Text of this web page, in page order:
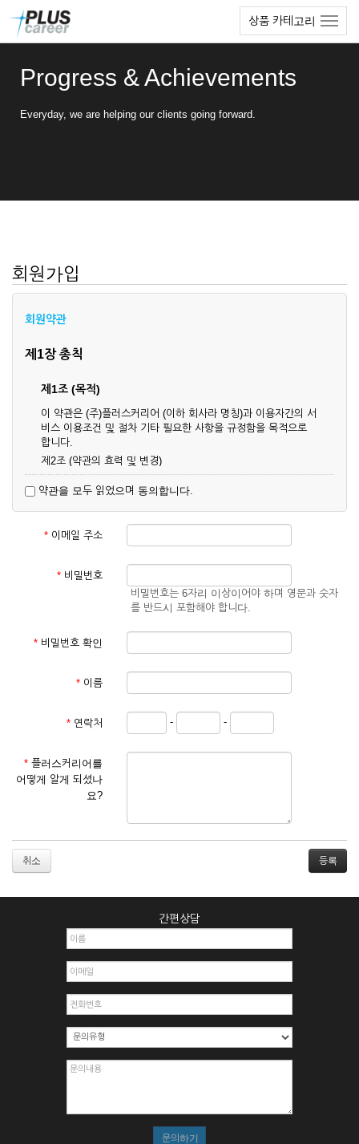
상품 카테고리
Progress & Achievements
Everyday, we are helping our clients going forward.
회원가입
회원약관
제1장 총칙
제1조 (목적)
이 약관은 (주)플러스커리어 (이하 회사라 명칭)과 이용자간의 서
비스 이용조건 및 절차 기타 필요한 사항을 규정함을 목적으로
합니다.
제2조 (약관의 효력 및 변경)
업상 중요 하거나 합리적인 사유가 발생할 경우 온라인 공사를
통하여 변경할 수 있습니다.
② 회원은 변경된 약관에 동의하지 않을 경우 서비스 이용을 중
단하고 이용계약을 해지할 수 있습니다. 약관의 효력 발생일 이
것으로 간주됩니다.
제3조 (약관의 외 준칙)
관계법령의 규정에 따릅니다.
① 서비스 이용계약은 서비스 이용 희망자가 본 약관에 동의한
를 심사, 승낙함으로써 성립하며, 회사는 신청자의 실명 확인 절
차를 밟을 수 있습니다.
② 회원가입시 입력한 ID는 변경할 수 없으며, 회원 1인당 한 개
의 ID가 발급됩니다. 부득이한 경우로 인해 변경하고자 하는 경
거절하거나 취소할 수 있으며, 실명으로 등록하지 않은 자의 일
2. 개인정보를 허위로 기재하여 신청할 경우
3. 경쟁 관게에 있는 이용자가 신청할 경우
4. 타인의 서비스 이용을 방해하거나, 정보를 도용한 경우
6. 이용자가 영업활동 또는 부정한 용도로 본 서비스를 이용할
7. 회사의 정보를 사전 승낙 없이 전재, 변조, 복사하여 이용하
8. 기타 회사가 정한 제반 사항을 위반하며 신청하는 경우
제5조 (서비스의 이용 및 중지)
② 시스템 점검, 교체 및 고장, 기술적인 이유, 국가비상사태, 정
스가 불가능할 경우 회사는 사전 공지나 예고 없이 서비스의 전
약관을 모두 읽었으며 동의합니다.
* 이메일 주소
* 비밀번호
비밀번호는 6자리 이상이어야 하며 영문과 숫자
를 반드시 포함해야 합니다.
* 비밀번호 확인
* 이름
* 연락처 - -
* 플러스커리어를
어떻게 알게 되셨나
요?
취소
간편상담